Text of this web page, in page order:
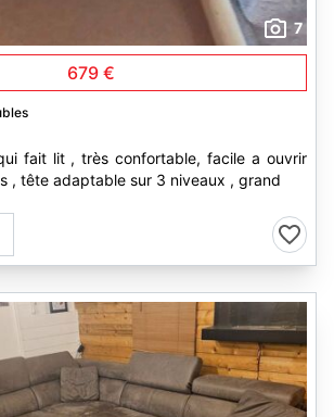
7
679 €
fait lit , très confortable, facile a ouvrir
, tête adaptable sur 3 niveaux , grand